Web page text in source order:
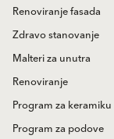
Renoviranje fasada
Zdravo stanovanje
Malteri za unutra
Renoviranje
Program za keramiku
Program za podove